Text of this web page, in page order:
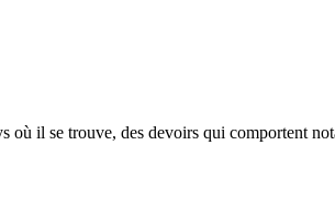
où il se trouve, des devoirs qui comportent